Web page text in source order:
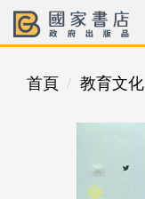
首頁 教育文化